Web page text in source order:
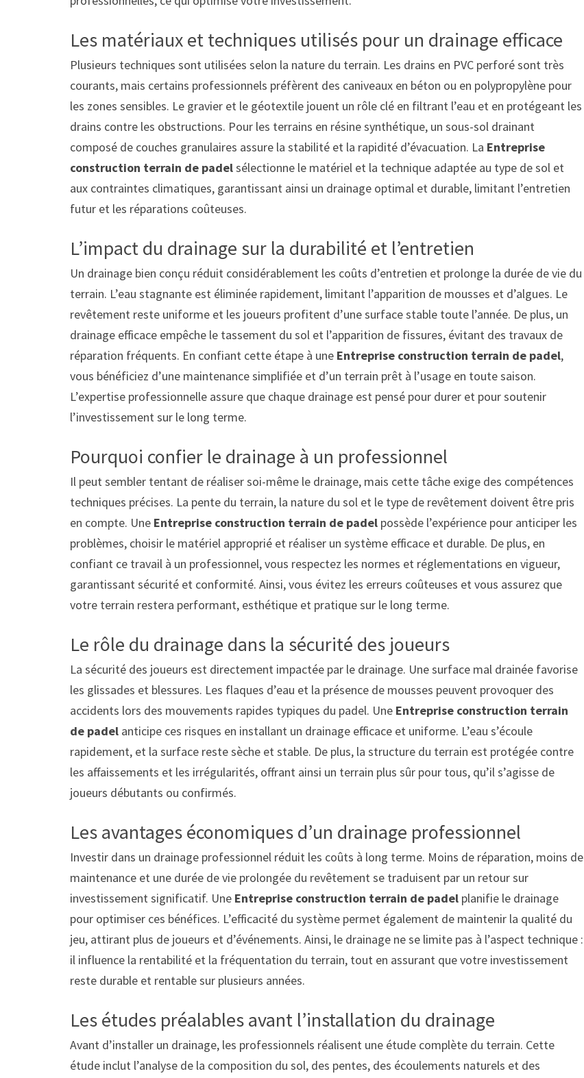
Les matériaux et techniques utilisés pour un drainage efficace
Plusieurs techniques sont utilisées selon la nature du terrain. Les drains en PVC perforé sont très
courants, mais certains professionnels préfèrent des caniveaux en béton ou en polypropylène pour
les zones sensibles. Le gravier et le géotextile jouent un rôle clé en filtrant l’eau et en protégeant les
drains contre les obstructions. Pour les terrains en résine synthétique, un sous-sol drainant
composé de couches granulaires assure la stabilité et la rapidité d’évacuation. La Entreprise
construction terrain de padelsélectionne le matériel et la technique adaptée au type de sol et
aux contraintes climatiques, garantissant ainsi un drainage optimal et durable, limitant l’entretien
futur et les réparations coûteuses.
L’impact du drainage sur la durabilité et l’entretien
Un drainage bien conçu réduit considérablement les coûts d’entretien et prolonge la durée de vie du
terrain. L’eau stagnante est éliminée rapidement, limitant l’apparition de mousses et d’algues. Le
revêtement reste uniforme et les joueurs profitent d’une surface stable toute l’année. De plus, un
drainage efficace empêche le tassement du sol et l’apparition de fissures, évitant des travaux de
réparation fréquents. En confiant cette étape à une Entreprise construction terrain de padel,
vous bénéficiez d’une maintenance simplifiée et d’un terrain prêt à l’usage en toute saison.
L’expertise professionnelle assure que chaque drainage est pensé pour durer et pour soutenir
l’investissement sur le long terme.
Pourquoi confier le drainage à un professionnel
Il peut sembler tentant de réaliser soi-même le drainage, mais cette tâche exige des compétences
techniques précises. La pente du terrain, la nature du sol et le type de revêtement doivent être pris
en compte. Une Entreprise construction terrain de padel possède l’expérience pour anticiper les
problèmes, choisir le matériel approprié et réaliser un système efficace et durable. De plus, en
confiant ce travail à un professionnel, vous respectez les normes et réglementations en vigueur,
garantissant sécurité et conformité. Ainsi, vous évitez les erreurs coûteuses et vous assurez que
votre terrain restera performant, esthétique et pratique sur le long terme.
Le rôle du drainage dans la sécurité des joueurs
La sécurité des joueurs est directement impactée par le drainage. Une surface mal drainée favorise
les glissades et blessures. Les flaques d’eau et la présence de mousses peuvent provoquer des
accidents lors des mouvements rapides typiques du padel. Une Entreprise construction terrain
de padel anticipe ces risques en installant un drainage efficace et uniforme. L’eau s’écoule
rapidement, et la surface reste sèche et stable. De plus, la structure du terrain est protégée contre
les affaissements et les irrégularités, offrant ainsi un terrain plus sûr pour tous, qu’il s’agisse de
joueurs débutants ou confirmés.
Les avantages économiques d’un drainage professionnel
Investir dans un drainage professionnel réduit les coûts à long terme. Moins de réparation, moins de
maintenance et une durée de vie prolongée du revêtement se traduisent par un retour sur
investissement significatif. Une Entreprise construction terrain de padel planifie le drainage
pour optimiser ces bénéfices. L’efficacité du système permet également de maintenir la qualité du
jeu, attirant plus de joueurs et d’événements. Ainsi, le drainage ne se limite pas à l’aspect technique :
il influence la rentabilité et la fréquentation du terrain, tout en assurant que votre investissement
reste durable et rentable sur plusieurs années.
Les études préalables avant l’installation du drainage
Avant d’installer un drainage, les professionnels réalisent une étude complète du terrain. Cette
étude inclut l’analyse de la composition du sol, des pentes, des écoulements naturels et des